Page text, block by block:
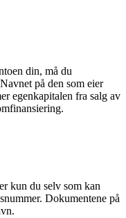
din, må du
på den som eier
egenkapitalen fra salg av
kun du selv som kan
Dokumentene på